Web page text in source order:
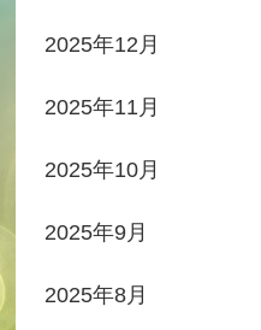
2025年12月
2025年11月
2025年10月
2025年9月
2025年8月